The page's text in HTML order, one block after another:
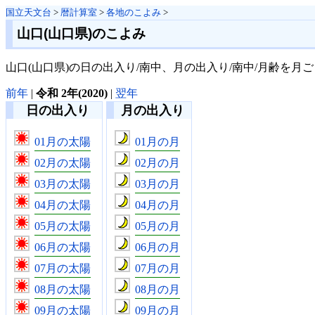
国立天文台 > 暦計算室 > 各地のこよみ >
山口(山口県)のこよみ
山口(山口県)の日の出入り/南中、月の出入り/南中/月齢を月ご
前年 | 令和 2年(2020) | 翌年
日の出入り
01月の太陽
02月の太陽
03月の太陽
04月の太陽
05月の太陽
06月の太陽
07月の太陽
08月の太陽
09月の太陽
月の出入り
01月の月
02月の月
03月の月
04月の月
05月の月
06月の月
07月の月
08月の月
09月の月